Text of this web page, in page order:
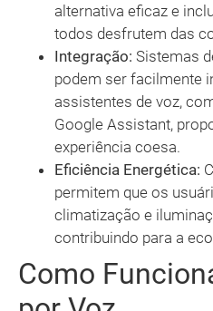
alternativa eficaz e
todos desfrutem das
Integração: Sistemas
podem ser facilmente
assistentes de voz,
Google Assistant,
experiência coesa.
Eficiência Energética:
permitem que os
climatização e
contribuindo para a
Como